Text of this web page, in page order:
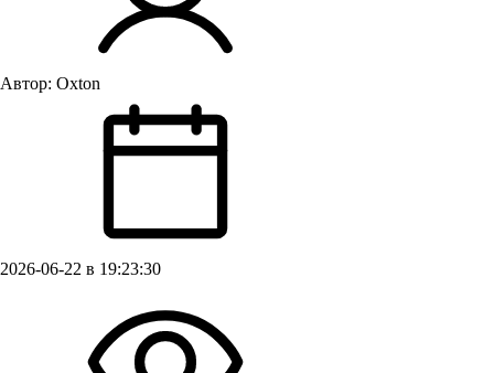
Автор: Oxton
2026-06-22 в 19:23:30